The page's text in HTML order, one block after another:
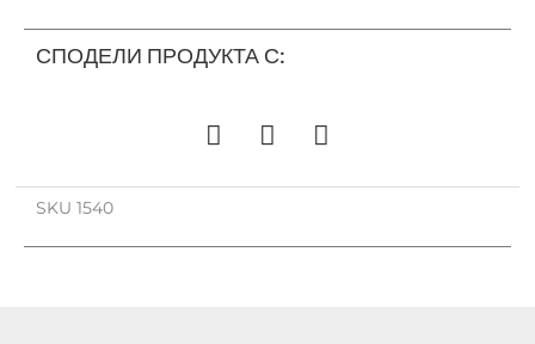
СПОДЕЛИ ПРОДУКТА С:
SKU 1540